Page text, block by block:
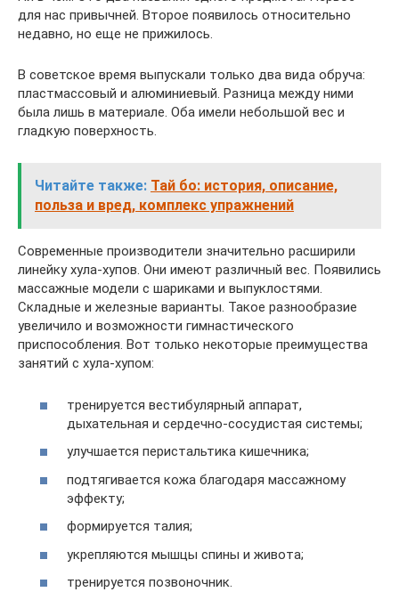
для нас привычней. Второе появилось относительно
недавно, но еще не прижилось.
В советское время выпускали только два вида обруча:
пластмассовый и алюминиевый. Разница между ними
была лишь в материале. Оба имели небольшой вес и
гладкую поверхность.
Читайте также: Тай бо: история, описание,
польза и вред, комплекс упражнений
Современные производители значительно расширили
линейку хула-хупов. Они имеют различный вес. Появились
массажные модели с шариками и выпуклостями.
Складные и железные варианты. Такое разнообразие
увеличило и возможности гимнастического
приспособления. Вот только некоторые преимущества
занятий с хула-хупом:
тренируется вестибулярный аппарат,
дыхательная и сердечно-сосудистая системы;
улучшается перистальтика кишечника;
подтягивается кожа благодаря массажному
эффекту;
формируется талия;
укрепляются мышцы спины и живота;
тренируется позвоночник.